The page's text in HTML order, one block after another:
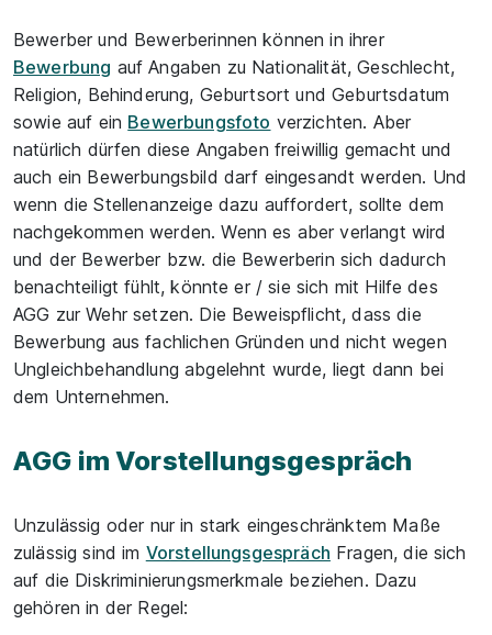
Bewerber und Bewerberinnen können in ihrer
Bewerbung auf Angaben zu Nationalität, Geschlecht,
Religion, Behinderung, Geburtsort und Geburtsdatum
sowie auf ein Bewerbungsfoto verzichten. Aber
natürlich dürfen diese Angaben freiwillig gemacht und
auch ein Bewerbungsbild darf eingesandt werden. Und
wenn die Stellenanzeige dazu auffordert, sollte dem
nachgekommen werden. Wenn es aber verlangt wird
und der Bewerber bzw. die Bewerberin sich dadurch
benachteiligt fühlt, könnte er / sie sich mit Hilfe des
AGG zur Wehr setzen. Die Beweispflicht, dass die
Bewerbung aus fachlichen Gründen und nicht wegen
Ungleichbehandlung abgelehnt wurde, liegt dann bei
dem Unternehmen.
AGG im Vorstellungsgespräch
Unzulässig oder nur in stark eingeschränktem Maße
zulässig sind im Vorstellungsgespräch Fragen, die sich
auf die Diskriminierungsmerkmale beziehen. Dazu
gehören in der Regel: